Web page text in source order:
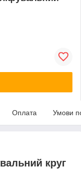
Оплата Умови
круг